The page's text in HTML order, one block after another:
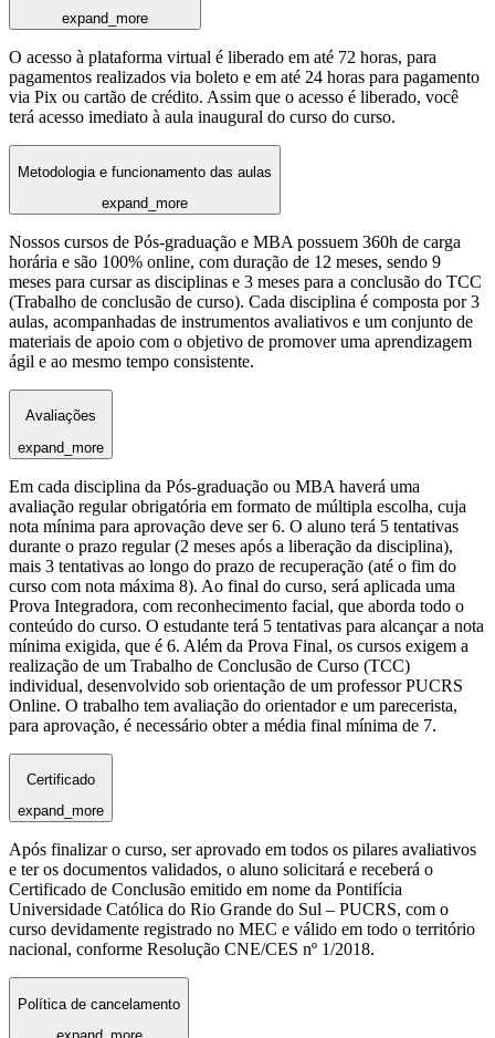
expand_more
O acesso à plataforma virtual é liberado em até 72 horas, para
pagamentos realizados via boleto e em até 24 horas para pagamento
via Pix ou cartão de crédito. Assim que o acesso é liberado, você
terá acesso imediato à aula inaugural do curso do curso.
Metodologia e funcionamento das aulas
expand_more
Nossos cursos de Pós-graduação e MBA possuem 360h de carga
horária e são 100% online, com duração de 12 meses, sendo 9
meses para cursar as disciplinas e 3 meses para a conclusão do TCC
(Trabalho de conclusão de curso). Cada disciplina é composta por 3
aulas, acompanhadas de instrumentos avaliativos e um conjunto de
materiais de apoio com o objetivo de promover uma aprendizagem
ágil e ao mesmo tempo consistente.
Avaliações
expand_more
Em cada disciplina da Pós-graduação ou MBA haverá uma
avaliação regular obrigatória em formato de múltipla escolha, cuja
nota mínima para aprovação deve ser 6. O aluno terá 5 tentativas
durante o prazo regular (2 meses após a liberação da disciplina),
mais 3 tentativas ao longo do prazo de recuperação (até o fim do
curso com nota máxima 8). Ao final do curso, será aplicada uma
Prova Integradora, com reconhecimento facial, que aborda todo o
conteúdo do curso. O estudante terá 5 tentativas para alcançar a nota
mínima exigida, que é 6. Além da Prova Final, os cursos exigem a
realização de um Trabalho de Conclusão de Curso (TCC)
individual, desenvolvido sob orientação de um professor PUCRS
Online. O trabalho tem avaliação do orientador e um parecerista,
para aprovação, é necessário obter a média final mínima de 7.
Certificado
expand_more
Após finalizar o curso, ser aprovado em todos os pilares avaliativos
e ter os documentos validados, o aluno solicitará e receberá o
Certificado de Conclusão emitido em nome da Pontifícia
Universidade Católica do Rio Grande do Sul – PUCRS, com o
curso devidamente registrado no MEC e válido em todo o território
nacional, conforme Resolução CNE/CES nº 1/2018.
Política de cancelamento